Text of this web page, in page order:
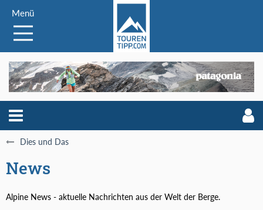
Menü
Dies und Das
News
Alpine News - aktuelle Nachrichten aus der Welt der Berge.